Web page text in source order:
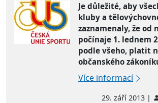
Je důležité, aby
kluby a
zaznamenaly, že od
počínaje 1. lednem
podle všeho, platit
občanského
Více informací
29. září 2013 |